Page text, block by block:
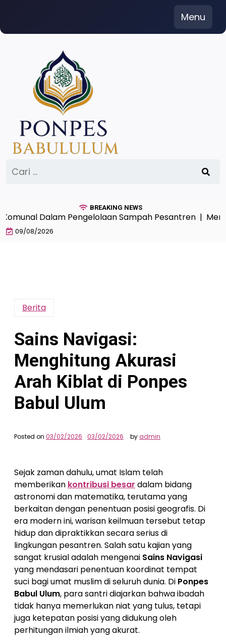
content
Menu
untuk:
BREAKING NEWS
Dalam Pengelolaan Sampah Pesantren |Menimba
09/08/2026
Berita
Sains Navigasi:
Menghitung Akurasi
Arah Kiblat di Ponpes
Babul Ulum
Posted on 03/02/2026 03/02/2026 byadmin
Sejak zaman dahulu, umat Islam telah
memberikan kontribusi besar dalam bidang
astronomi dan matematika, terutama yang
berkaitan dengan penentuan posisi geografis. Di
era modern ini, warisan keilmuan tersebut tetap
hidup dan dipraktikkan secara serius di
lingkungan pesantren. Salah satu kajian yang
sangat krusial adalah mengenai Sains Navigasi
yang mendasari penentuan koordinat tempat
suci bagi umat muslim di seluruh dunia. Di Ponpes
Babul Ulum, para santri diajarkan bahwa ibadah
tidak hanya memerlukan niat yang tulus, tetapi
juga ketepatan posisi yang didukung oleh
perhitungan ilmiah yang akurat.